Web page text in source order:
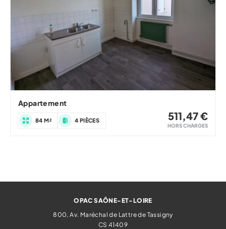
Appartement
84 M² 4 PIÈCES 511,47 €
HORS CHARGES
OPAC SAÔNE-ET-LOIRE
800, Av. Maréchal de Lattre de Tassigny
CS 41409